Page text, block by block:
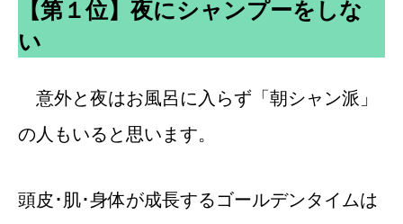
【第１位】夜にシャンプーをしな
い
意外と夜はお風呂に入らず「朝シャン派」
の人もいると思います。
頭皮･肌･身体が成長するゴールデンタイムは